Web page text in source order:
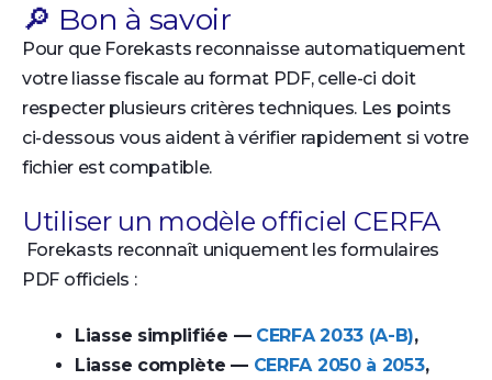
🔎 Bon à savoir
Pour que Forekasts reconnaisse automatiquement
votre liasse fiscale au format PDF, celle-ci doit
respecter plusieurs critères techniques. Les points
ci-dessous vous aident à vérifier rapidement si votre
fichier est compatible.
Utiliser un modèle officiel CERFA
Forekasts reconnaît uniquement les formulaires
PDF officiels :
Liasse simplifiée — CERFA 2033 (A-B),
Liasse complète — CERFA 2050 à 2053,